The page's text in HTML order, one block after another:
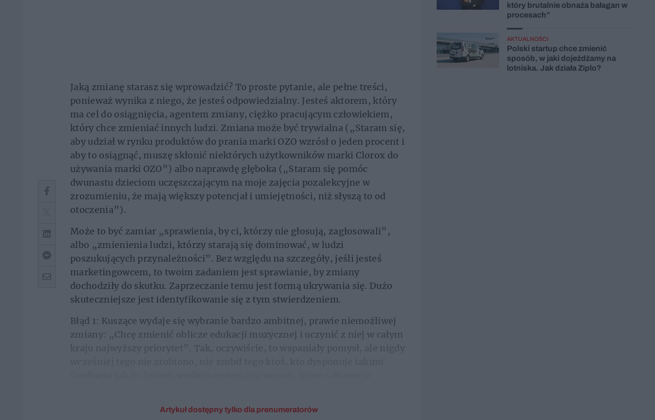
Jaką zmianę starasz się wprowadzić? To proste pytanie, ale pełne treści,
ponieważ wynika z niego, że jesteś odpowiedzialny. Jesteś aktorem, który
ma cel do osiągnięcia, agentem zmiany, ciężko pracującym człowiekiem,
który chce zmieniać innych ludzi. Zmiana może być trywialna („Staram się,
aby udział w rynku produktów do prania marki OZO wzrósł o jeden procent i
aby to osiągnąć, muszę skłonić niektórych użytkowników marki Clorox do
używania marki OZO”) albo naprawdę głęboka („Staram się pomóc
dwunastu dzieciom uczęszczającym na moje zajęcia pozalekcyjne w
zrozumieniu, że mają większy potencjał i umiejętności, niż słyszą to od
otoczenia”).
Może to być zamiar „sprawienia, by ci, którzy nie głosują, zagłosowali”,
albo „zmienienia ludzi, którzy starają się dominować, w ludzi
poszukujących przynależności”. Bez względu na szczegóły, jeśli jesteś
marketingowcem, to twoim zadaniem jest sprawianie, by zmiany
dochodziły do skutku. Zaprzeczanie temu jest formą ukrywania się. Dużo
skuteczniejsze jest identyfikowanie się z tym stwierdzeniem.
Błąd 1: Kuszące wydaje się wybranie bardzo ambitnej, prawie niemożliwej
zmiany: „Chcę zmienić oblicze edukacji muzycznej i uczynić z niej w całym
kraju najwyższy priorytet”. Tak, oczywiście, to wspaniały pomysł, ale nigdy
Artykuł dostępny tylko dla prenumeratorów
który brutalnie obnaża bałagan w
procesach”
AKTUALNOŚCI
Polski startup chce zmienić
sposób, w jaki dojeżdżamy na
lotniska. Jak działa Ziplo?